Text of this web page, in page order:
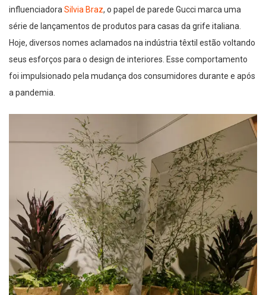
influenciadoraSilvia Braz, o papel de parede Gucci marca uma
série de lançamentos de produtos para casas da grife italiana.
Hoje, diversos nomes aclamados na indústria têxtil estão voltando
seus esforços para o design de interiores. Esse comportamento
foi impulsionado pela mudança dos consumidores durante e após
a pandemia.